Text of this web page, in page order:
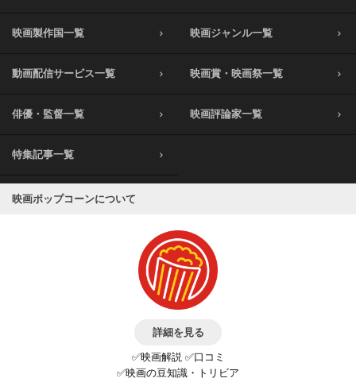
映画製作国一覧 映画ジャンル一覧
動画配信サービス一覧 映画賞・映画祭一覧
俳優・監督一覧 映画評論家一覧
特集記事一覧
映画ポップコーンについて
詳細を見る
✅映画解説 ✅口コミ
✅映画の豆知識・トリビア